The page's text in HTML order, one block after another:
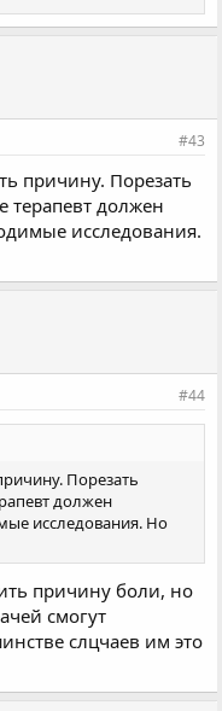
#43
причину. Порезать
терапевт должен
исследования.
#44
Порезать
должен
исследования. Но
причину боли, но
смогут
слцчаев им это